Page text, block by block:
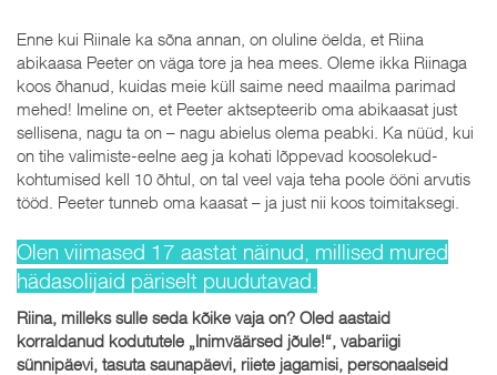
Enne kui Riinale ka sõna annan, on oluline öelda, et Riina
abikaasa Peeter on väga tore ja hea mees. Oleme ikka Riinaga
koos õhanud, kuidas meie küll saime need maailma parimad
mehed! Imeline on, et Peeter aktsepteerib oma abikaasat just
sellisena, nagu ta on – nagu abielus olema peabki. Ka nüüd, kui
on tihe valimiste-eelne aeg ja kohati lõppevad koosolekud-
kohtumised kell 10 õhtul, on tal veel vaja teha poole ööni arvutis
tööd. Peeter tunneb oma kaasat – ja just nii koos toimitaksegi.
Olen viimased 17 aastat näinud, millised mured
hädasolijaid päriselt puudutavad.
Riina, milleks sulle seda kõike vaja on? Oled aastaid
korraldanud kodututele „Inimväärsed jõule!“, vabariigi
sünnipäevi, tasuta saunapäevi, riiete jagamisi, personaalseid